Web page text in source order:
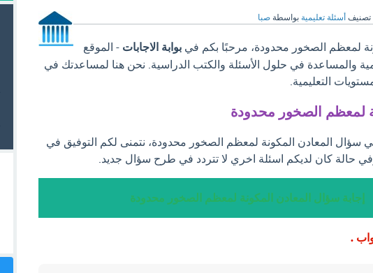
أسئلة تعليمية بواسطة صبا
لمعظم الصخور محدودة، مرحبًا بكم في بوابة الاجابات - الموقع
والمساعدة في حلول الأسئلة والكتب الدراسية. نحن هنا لمساعدتك في
التعليمية.
لمعظم الصخور محدودة
سؤال المعادن المكونة لمعظم الصخور محدودة، نتمنى لكم التوفيق في
حالة كان لديكم اسئلة اخري لا تتردد في طرح سؤال جديد.
إجابة سؤال المعادن المكونة لمعظم الصخور محدودة
.